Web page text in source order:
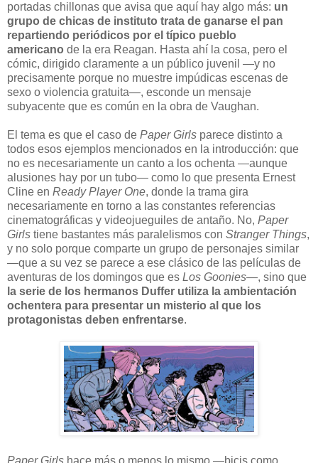
portadas chillonas que avisa que aquí hay algo más: un
grupo de chicas de instituto trata de ganarse el pan
repartiendo periódicos por el típico pueblo
americano de la era Reagan. Hasta ahí la cosa, pero el
cómic, dirigido claramente a un público juvenil —y no
precisamente porque no muestre impúdicas escenas de
sexo o violencia gratuita—, esconde un mensaje
subyacente que es común en la obra de Vaughan.
El tema es que el caso de Paper Girls parece distinto a
todos esos ejemplos mencionados en la introducción: que
no es necesariamente un canto a los ochenta —aunque
alusiones hay por un tubo— como lo que presenta Ernest
Cline en Ready Player One, donde la trama gira
necesariamente en torno a las constantes referencias
cinematográficas y videojueguiles de antaño. No, Paper
Girls tiene bastantes más paralelismos con Stranger Things,
y no solo porque comparte un grupo de personajes similar
—que a su vez se parece a ese clásico de las películas de
aventuras de los domingos que es Los Goonies—, sino que
la serie de los hermanos Duffer utiliza la ambientación
ochentera para presentar un misterio al que los
protagonistas deben enfrentarse.
Paper Girls hace más o menos lo mismo —bicis como